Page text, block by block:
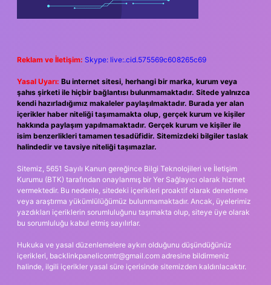
Reklam ve İletişim: Skype: live:.cid.575569c608265c69
Yasal Uyarı: Bu internet sitesi, herhangi bir marka, kurum veya
şahıs şirketi ile hiçbir bağlantısı bulunmamaktadır. Sitede yalnızca
kendi hazırladığımız makaleler paylaşılmaktadır. Burada yer alan
içerikler haber niteliği taşımamakta olup, gerçek kurum ve kişiler
hakkında paylaşım yapılmamaktadır. Gerçek kurum ve kişiler ile
isim benzerlikleri tamamen tesadüfidir. Sitemizdeki bilgiler taslak
halindedir ve tavsiye niteliği taşımazlar.
Sitemiz, 5651 Sayılı Kanun gereğince Bilgi Teknolojileri ve İletişim
Kurumu (BTK) tarafından onaylanmış bir Yer Sağlayıcı olarak hizmet
vermektedir. Bu nedenle, sitedeki içerikleri proaktif olarak denetleme
veya araştırma yükümlülüğümüz bulunmamaktadır. Ancak, üyelerimiz
yazdıkları içeriklerin sorumluluğunu taşımakta olup, siteye üye olarak
bu sorumluluğu kabul etmiş sayılırlar.
Hukuka ve yasal düzenlemelere aykırı olduğunu düşündüğünüz
içerikleri, backlinkpanelicomtr@gmail.com adresine bildirmeniz
halinde, ilgili içerikler yasal süre içerisinde sitemizden kaldırılacaktır.